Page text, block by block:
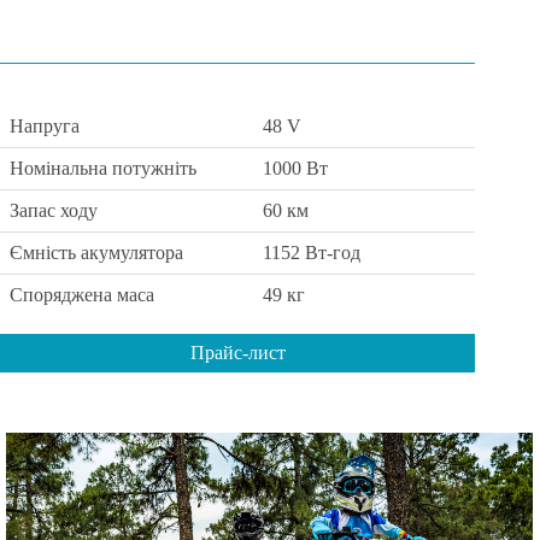
Напруга 48 V
Номінальна потужніть 1000 Вт
Запас ходу 60 км
Ємність акумулятора 1152 Вт-год
Споряджена маса 49 кг
Прайс-лист